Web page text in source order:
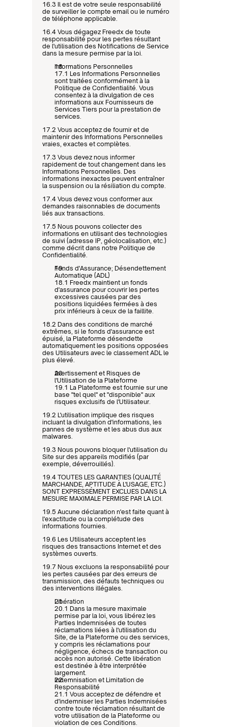
16.3 Il est de votre seule responsabilité
de surveiller le compte email ou le numéro
de téléphone applicable.
16.4 Vous dégagez Freedx de toute
responsabilité pour les pertes résultant
de l'utilisation des Notifications de Service
dans la mesure permise par la loi.
Informations Personnelles
17.1 Les Informations Personnelles
sont traitées conformément à la
Politique de Confidentialité. Vous
consentez à la divulgation de ces
informations aux Fournisseurs de
Services Tiers pour la prestation de
services.
17.2 Vous acceptez de fournir et de
maintenir des Informations Personnelles
vraies, exactes et complètes.
17.3 Vous devez nous informer
rapidement de tout changement dans les
Informations Personnelles. Des
informations inexactes peuvent entraîner
la suspension ou la résiliation du compte.
17.4 Vous devez vous conformer aux
demandes raisonnables de documents
liés aux transactions.
17.5 Nous pouvons collecter des
informations en utilisant des technologies
de suivi (adresse IP, géolocalisation, etc.)
comme décrit dans notre Politique de
Confidentialité.
Fonds d'Assurance; Désendettement
Automatique (ADL)
18.1 Freedx maintient un fonds
d'assurance pour couvrir les pertes
excessives causées par des
positions liquidées fermées à des
prix inférieurs à ceux de la faillite.
18.2 Dans des conditions de marché
extrêmes, si le fonds d'assurance est
épuisé, la Plateforme désendette
automatiquement les positions opposées
des Utilisateurs avec le classement ADL le
plus élevé.
Avertissement et Risques de
l'Utilisation de la Plateforme
19.1 La Plateforme est fournie sur une
base "tel quel" et "disponible" aux
risques exclusifs de l'Utilisateur.
19.2 L'utilisation implique des risques
incluant la divulgation d'informations, les
pannes de système et les abus dus aux
malwares.
19.3 Nous pouvons bloquer l'utilisation du
Site sur des appareils modifiés (par
exemple, déverrouillés).
19.4 TOUTES LES GARANTIES (QUALITÉ
MARCHANDE, APTITUDE À L'USAGE, ETC.)
SONT EXPRESSÉMENT EXCLUES DANS LA
MESURE MAXIMALE PERMISE PAR LA LOI.
19.5 Aucune déclaration n'est faite quant à
l'exactitude ou la complétude des
informations fournies.
19.6 Les Utilisateurs acceptent les
risques des transactions Internet et des
systèmes ouverts.
19.7 Nous excluons la responsabilité pour
les pertes causées par des erreurs de
transmission, des défauts techniques ou
des interventions illégales.
Libération
20.1 Dans la mesure maximale
permise par la loi, vous libérez les
Parties Indemnisées de toutes
réclamations liées à l'utilisation du
Site, de la Plateforme ou des services,
y compris les réclamations pour
négligence, échecs de transaction ou
accès non autorisé. Cette libération
est destinée à être interprétée
largement.
Indemnisation et Limitation de
Responsabilité
21.1 Vous acceptez de défendre et
d'indemniser les Parties Indemnisées
contre toute réclamation résultant de
votre utilisation de la Plateforme ou
violation de ces Conditions.